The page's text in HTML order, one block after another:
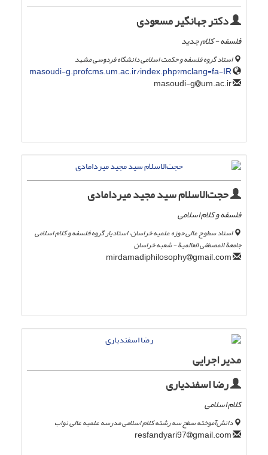
دکتر جهانگیر مسعودی
فلسفه - کلام جدید
استاد گروه فلسفه و حکمت اسلامی دانشگاه فردوسی مشهد
masoudi-g.profcms.um.ac.ir/index.php?mclang=fa-IR
um.ac.ir
حجت‌الاسلام سید مجید میردامادی
فلسفه و کلام اسلامی
استاد سطوح عالی حوزه علمیه خراسان، استادیار گروه فلسفه و کلام اسلامی
جامعة المصطفی العالمیة - شعبه خراسان
gmail.com
مدیر اجرایی
رضا اسفندیاری
کلام اسلامی
دانش‌آموخته سطح سه رشته کلام اسلامی مدرسه علمیه عالی نواب
gmail.com